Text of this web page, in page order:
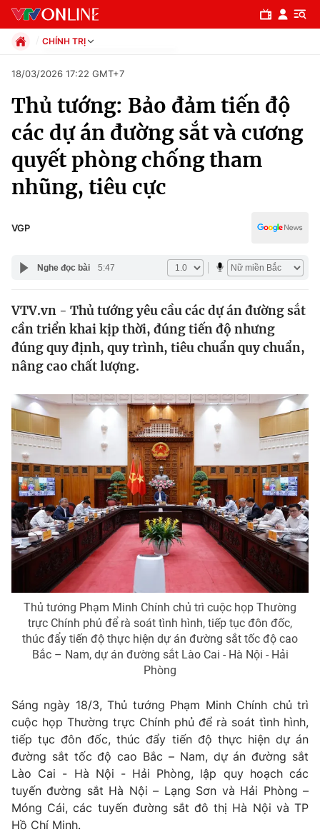
Chuyên mục
Chính trị
Xã hội
Pháp luật
Y tế
Thế giới
Tin tức
Thế giới đó đây
Câu chuyện quốc tế
Kinh tế
Thị trường
Góc doanh nghiệp
Dữ liệu và đời sống
Truyền hình
Phim VTV
Hậu trường
Nhân vật
Khán giả
Giải sao mai
Giải trí
Điện ảnh
Âm nhạc
Sao
Đời sống
Du lịch
Làm đẹp
Chất lượng cuộc sống
Giáo dục
Tuyển sinh
Học trực tuyến
Công nghệ
Hitech Công nghệ tương lai
Sản phẩm
Tư vấn
Giao lưu trực tuyến
Chuyên mục khác
Emagazine Podcast
Photo Infographic
CHÍNH TRỊ
Xã hội
Pháp luật
Thể thao
Truyền hình
Văn hóa - Giải trí
Y tế
18/03/2026 17:22 GMT+7
Thủ tướng: Bảo đảm tiến độ
các dự án đường sắt và cương
quyết phòng chống tham
nhũng, tiêu cực
VGP
Nghe đọc bài 5:47
VTV.vn - Thủ tướng yêu cầu các dự án đường sắt
cần triển khai kịp thời, đúng tiến độ nhưng
đúng quy định, quy trình, tiêu chuẩn quy chuẩn,
nâng cao chất lượng.
Thủ tướng Phạm Minh Chính chủ trì cuộc họp Thường
trực Chính phủ để rà soát tình hình, tiếp tục đôn đốc,
thúc đẩy tiến độ thực hiện dự án đường sắt tốc độ cao
Bắc – Nam, dự án đường sắt Lào Cai - Hà Nội - Hải
Phòng
Sáng ngày 18/3, Thủ tướng Phạm Minh Chính chủ trì
cuộc họp Thường trực Chính phủ để rà soát tình hình,
tiếp tục đôn đốc, thúc đẩy tiến độ thực hiện dự án
đường sắt tốc độ cao Bắc – Nam, dự án đường sắt
Lào Cai - Hà Nội - Hải Phòng, lập quy hoạch các
tuyến đường sắt Hà Nội – Lạng Sơn và Hải Phòng –
Móng Cái, các tuyến đường sắt đô thị Hà Nội và TP
Hồ Chí Minh.